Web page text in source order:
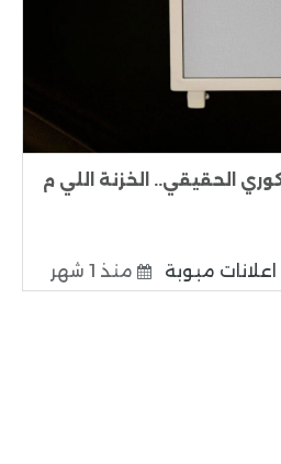
الحقيقي.. الخزنة اللي م
اعلانات مبوبة منذ 1 شهر